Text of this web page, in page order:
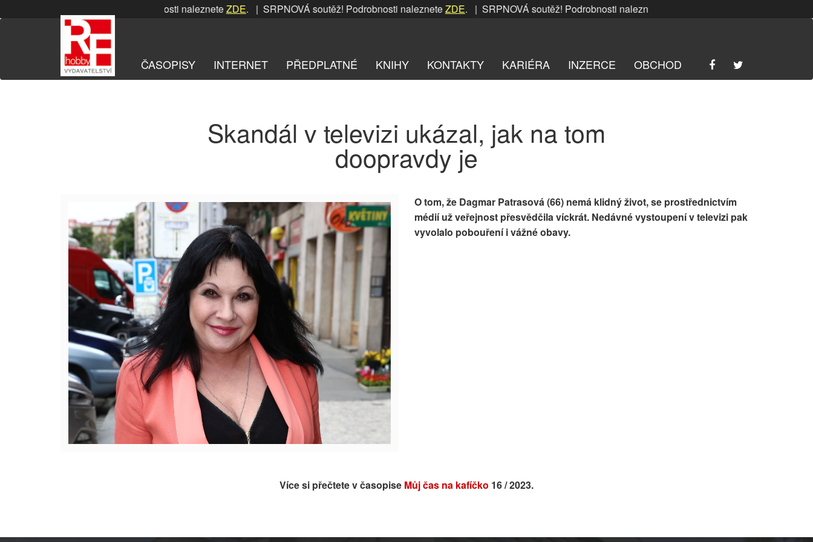
na
SRPNOVÁ soutěž! Podrobnosti nalezneteZDE. | SRPNOVÁ soutěž! Podrobnosti nalezneteZDE. | SRPNOVÁ soutěž! Podrobnosti naleznete
ČASOPISY INTERNET PŘEDPLATNÉ KNIHY KONTAKTY KARIÉRA INZERCE OBCHOD
Skandál v televizi ukázal, jak na tom
doopravdy je
O tom, že Dagmar Patrasová (66) nemá klidný život, se prostřednictvím
médií už veřejnost přesvědčila víckrát. Nedávné vystoupení v televizi pak
vyvolalo pobouření i vážné obavy.
Více si přečtete v časopise Můj čas na kafíčko 16 / 2023.